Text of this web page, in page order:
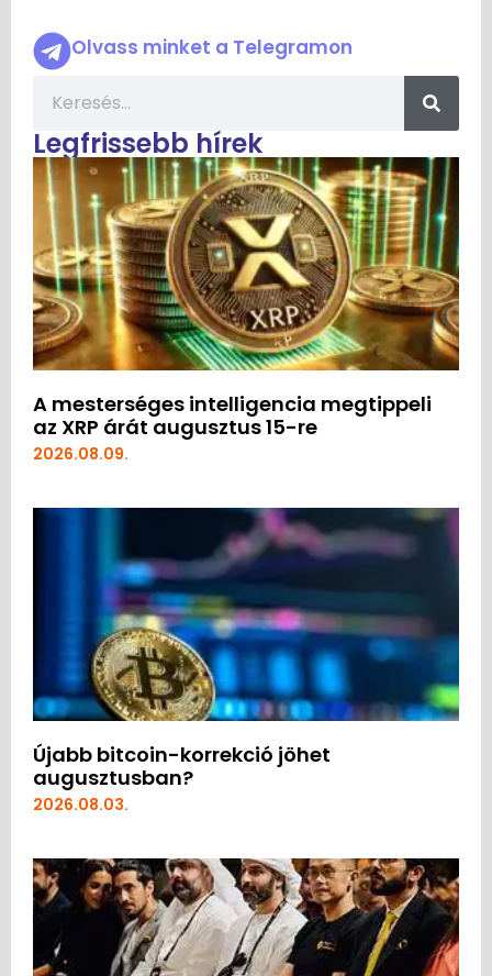
Olvass minket a Telegramon
Legfrissebb hírek
A mesterséges intelligencia megtippeli
az XRP árát augusztus 15-re
2026.08.09.
Újabb bitcoin-korrekció jöhet
augusztusban?
2026.08.03.